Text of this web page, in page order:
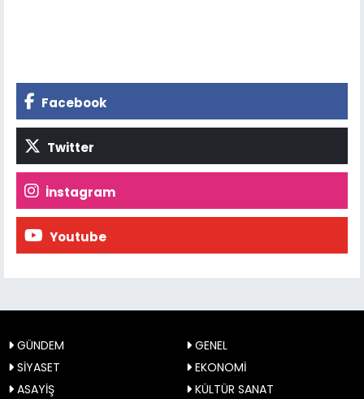
Facebook
Twitter
İnstagram
Youtube
GÜNDEM
GENEL
SİYASET
EKONOMİ
ASAYİŞ
KÜLTÜR SANAT